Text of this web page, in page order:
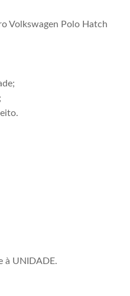
Volkswagen Polo Hatch
à UNIDADE.